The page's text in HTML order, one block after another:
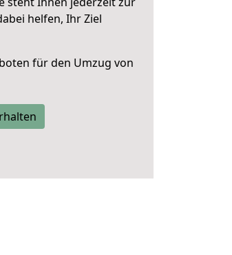
helfen, Ihr Ziel
für den Umzug von